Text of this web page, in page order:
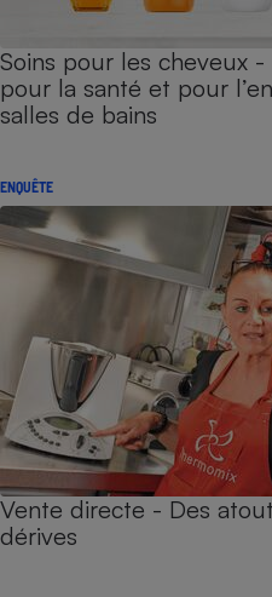
Soins pour les cheveux
pour la santé et pour
salles de bains
ENQUÊTE
Vente directe - Des
dérives